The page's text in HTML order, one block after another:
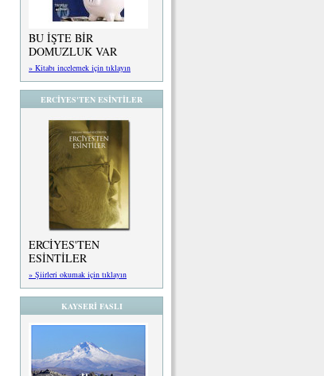
BU İŞTE BİR
DOMUZLUK VAR
» Kitabı incelemek için tıklayın
ERCİYES'TEN ESİNTİLER
ERCİYES'TEN
ESİNTİLER
» Şiirleri okumak için tıklayın
KAYSERİ FASLI